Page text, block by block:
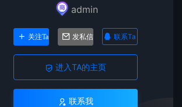
admin
关注Ta 发私信 联系Ta
进入TA的主页
联系我